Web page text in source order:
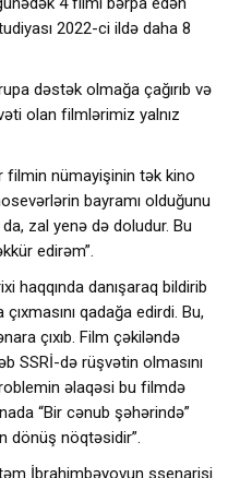
2022-ci ildə daha 8
dəstək olmağa çağırıb və
olan filmlərimiz yalnız
filmin nümayişinin tək kino
bayramı olduğunu
zal yenə də doludur. Bu
edirəm”.
haqqında danışaraq bildirib
qadağa edirdi. Bu,
çıxıb. Film çəkiləndə
SSRİ-də rüşvətin olmasını
əlaqəsi bu filmdə
“Bir cənub şəhərində”
dönüş nöqtəsidir”.
İbrahimbəyovun ssenarisi